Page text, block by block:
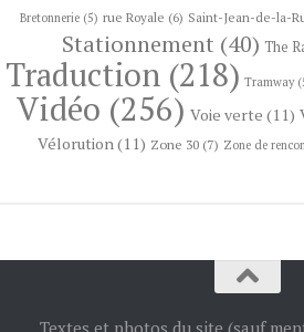
Bretonnerie (5) rue Royale (6) Saint-Jean-de-la-
Stationnement (40) The
Traduction (218) Tramway
Vidéo (256) Voie verte (11)
Vélorution(11) Zone 30 (7) Zone de
Textes et photos du site (sauf